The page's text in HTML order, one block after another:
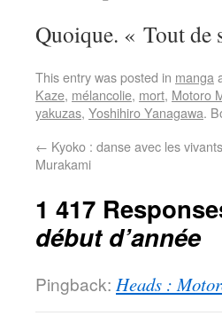
Quoique. « Tout de
This entry was posted in manga
Kaze, mélancolie, mort, Motoro
yakuzas, Yoshihiro Yanagawa.
← Kyoko : danse avec les
Murakami
1 417
début d’année
Pingback: Heads :